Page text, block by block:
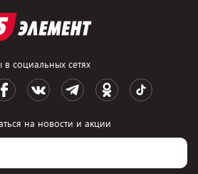
социальных сетях
на новости и акции